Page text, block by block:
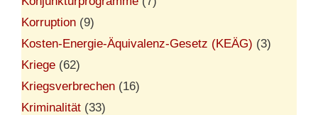
Korruption (9)
Kosten-Energie-Äquivalenz-Gesetz (KEÄG) (3)
Kriege (62)
Kriegsverbrechen (16)
Kriminalität (33)